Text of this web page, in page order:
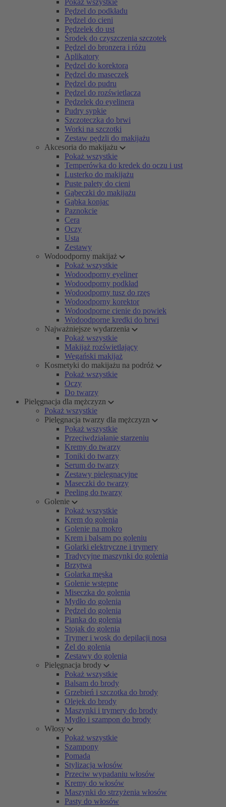
Pokaż wszystkie
Pędzel do podkładu
Pędzel do cieni
Pędzelek do ust
Środek do czyszczenia szczotek
Pędzel do bronzera i różu
Aplikatory
Pędzel do korektora
Pędzel do maseczek
Pędzel do pudru
Pędzel do rozświetlacza
Pędzelek do eyelinera
Pudry sypkie
Szczoteczka do brwi
Worki na szczotki
Zestaw pędzli do makijażu
Akcesoria do makijażu
Pokaż wszystkie
Temperówka do kredek do oczu i ust
Lusterko do makijażu
Puste palety do cieni
Gąbeczki do makijażu
Gąbka konjac
Paznokcie
Cera
Oczy
Usta
Zestawy
Wodoodporny makijaż
Pokaż wszystkie
Wodoodporny eyeliner
Wodoodporny podkład
Wodoodporny tusz do rzęs
Wodoodporny korektor
Wodoodporne cienie do powiek
Wodoodporne kredki do brwi
Najważniejsze wydarzenia
Pokaż wszystkie
Makijaż rozświetlający
Wegański makijaż
Kosmetyki do makijażu na podróż
Pokaż wszystkie
Oczy
Do twarzy
Pielęgnacja dla mężczyzn
Pokaż wszystkie
Pielęgnacja twarzy dla mężczyzn
Pokaż wszystkie
Przeciwdziałanie starzeniu
Kremy do twarzy
Toniki do twarzy
Serum do twarzy
Zestawy pielęgnacyjne
Maseczki do twarzy
Peeling do twarzy
Golenie
Pokaż wszystkie
Krem do golenia
Golenie na mokro
Krem i balsam po goleniu
Golarki elektryczne i trymery
Tradycyjne maszynki do golenia
Brzytwa
Golarka męska
Golenie wstępne
Miseczka do golenia
Mydło do golenia
Pędzel do golenia
Pianka do golenia
Stojak do golenia
Trymer i wosk do depilacji nosa
Żel do golenia
Zestawy do golenia
Pielęgnacja brody
Pokaż wszystkie
Balsam do brody
Grzebień i szczotka do brody
Olejek do brody
Maszynki i trymery do brody
Mydło i szampon do brody
Włosy
Pokaż wszystkie
Szampony
Pomada
Stylizacja włosów
Przeciw wypadaniu włosów
Kremy do włosów
Maszynki do strzyżenia włosów
Pasty do włosów